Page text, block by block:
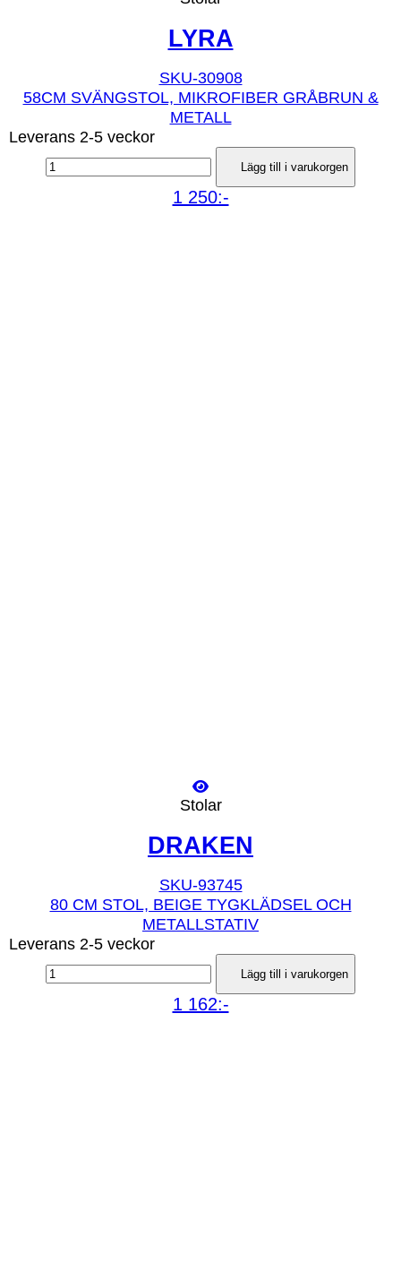
LYRA
SKU-30908
58CM SVÄNGSTOL, MIKROFIBER GRÅBRUN &
METALL
Leverans 2-5 veckor
Lägg till i varukorgen
1 250:-
Stolar
DRAKEN
SKU-93745
80 CM STOL, BEIGE TYGKLÄDSEL OCH
METALLSTATIV
Leverans 2-5 veckor
Lägg till i varukorgen
1 162:-